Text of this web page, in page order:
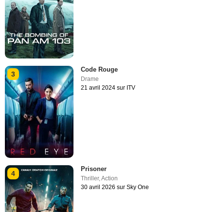
3
Code Rouge
Drame
21 avril 2024 sur ITV
4
Prisoner
Thriller,Action
30 avril 2026 sur Sky One